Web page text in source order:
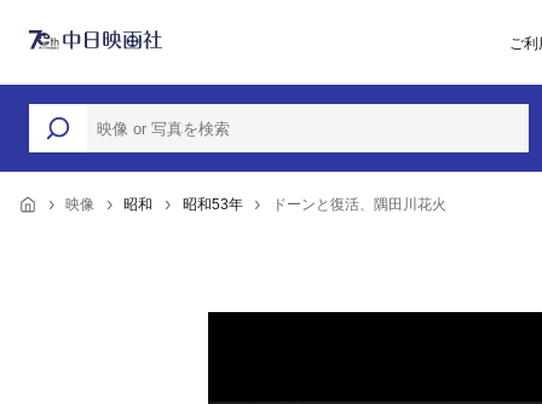
ご
映像 昭和 昭和53年 ドーンと復活、隅田川花火